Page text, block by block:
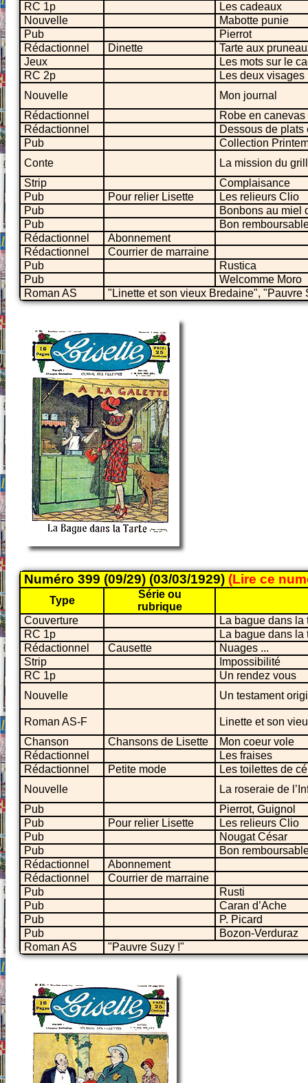
RC 1p
Les cadeaux
Nouvelle
Mabotte punie
Pub
Pierrot
Rédactionnel
Dinette
Tarte aux
Jeux
Les mots sur le
RC 2p
Les deux visages
Nouvelle
Mon journal
Rédactionnel
Robe en
Rédactionnel
Dessous de plats
Pub
Collection
Conte
La mission du
Strip
Complaisance
Pub
Pour relier Lisette
Les relieurs Clio
Pub
Bonbons au miel
Pub
Bon
Rédactionnel
Abonnement
Rédactionnel
Courrier de marraine
Pub
Rustica
Pub
Welcomme Moro
Roman AS
"Linette et son vieux Bredaine", "Pauvre
Numéro 399 (09/29) (03/03/1929) (Lire ce
Type
Série ou
rubrique
Couverture
La bague dans la
RC 1p
La bague dans la
Rédactionnel
Causette
Nuages ...
Strip
Impossibilité
RC 1p
Un rendez vous
Nouvelle
Un testament
Roman AS-F
Linette et son
Chanson
Chansons de Lisette
Mon coeur vole
Rédactionnel
Les fraises
Rédactionnel
Petite mode
Les toilettes de
Nouvelle
La roseraie de
Pub
Pierrot, Guignol
Pub
Pour relier Lisette
Les relieurs Clio
Pub
Nougat César
Pub
Bon
Rédactionnel
Abonnement
Rédactionnel
Courrier de marraine
Pub
Rusti
Pub
Caran d’Ache
Pub
P. Picard
Pub
Bozon-Verduraz
Roman AS
"Pauvre Suzy !"